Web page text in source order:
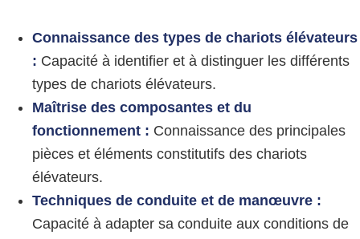
Connaissance des types de chariots élévateurs
: Capacité à identifier et à distinguer les différents
types de chariots élévateurs.
Maîtrise des composantes et du
fonctionnement : Connaissance des principales
pièces et éléments constitutifs des chariots
élévateurs.
Techniques de conduite et de manœuvre :
Capacité à adapter sa conduite aux conditions de